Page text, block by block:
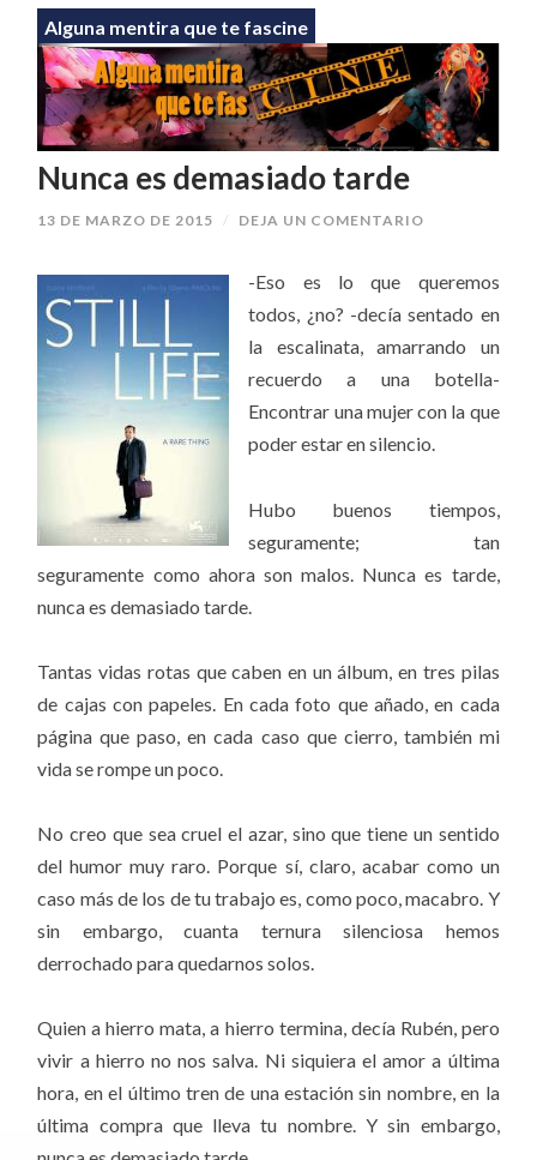
Alguna mentira que te fascine
Nunca es demasiado tarde
13 DE MARZO DE 2015 / DEJA UN COMENTARIO
-Eso es lo que queremos
todos, ¿no? -decía sentado en
la escalinata, amarrando un
recuerdo a una botella-
Encontrar una mujer con la que
poder estar en silencio.
Hubo buenos tiempos,
seguramente; tan
seguramente como ahora son malos. Nunca es tarde,
nunca es demasiado tarde.
Tantas vidas rotas que caben en un álbum, en tres pilas
de cajas con papeles. En cada foto que añado, en cada
página que paso, en cada caso que cierro, también mi
vida se rompe un poco.
No creo que sea cruel el azar, sino que tiene un sentido
del humor muy raro. Porque sí, claro, acabar como un
caso más de los de tu trabajo es, como poco, macabro. Y
sin embargo, cuanta ternura silenciosa hemos
derrochado para quedarnos solos.
Quien a hierro mata, a hierro termina, decía Rubén, pero
vivir a hierro no nos salva. Ni siquiera el amor a última
hora, en el último tren de una estación sin nombre, en la
última compra que lleva tu nombre. Y sin embargo,